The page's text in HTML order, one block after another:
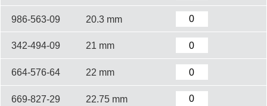
986-563-09 20.3 mm
342-494-09 21 mm
664-576-64 22 mm
669-827-29 22.75 mm